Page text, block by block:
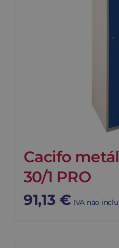
Cacifo
30/1 PRO
91,13 € IVA não